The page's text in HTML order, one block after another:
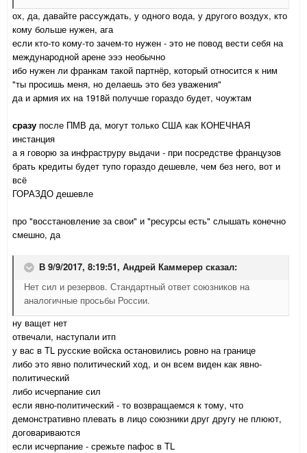
ох, да, давайте рассуждать, у одного вода, у другого воздух, кто
кому больше нужен, ага
если кто-то кому-то зачем-то нужен - это не повод вести себя на
международной арене эээ необычно
ибо нужен ли франкам такой партнёр, который относится к ним
"ты просишь меня, но делаешь это без уважения"
да и армия их на 1918й получше гораздо будет, чоужтам
сразу после ПМВ да, могут только США как КОНЕЧНАЯ
инстанция
а я говорю за инфраструру выдачи - при посредстве французов
брать кредиты будет тупо гораздо дешевле, чем без него, вот и
всё
ГОРАЗДО дешевле
про "восстановление за свои" и "ресурсы есть" слышать конечно
смешно, да
В 9/9/2017, 8:19:51, Андрей Каммерер сказал:
Нет сил и резервов. Стандартный ответ союзников на
аналогичные просьбы России.
ну ващет нет
отвечали, наступали итп
у вас в TL русские войска остановились ровно на границе
либо это явно политический ход, и он всем виден как явно-
политический
либо исчерпание сил
если явно-политический - то возвращаемся к тому, что
демонстративно плевать в лицо союзники друг другу не плюют,
договариваются
если исчерпание - срежьте пафос в TL